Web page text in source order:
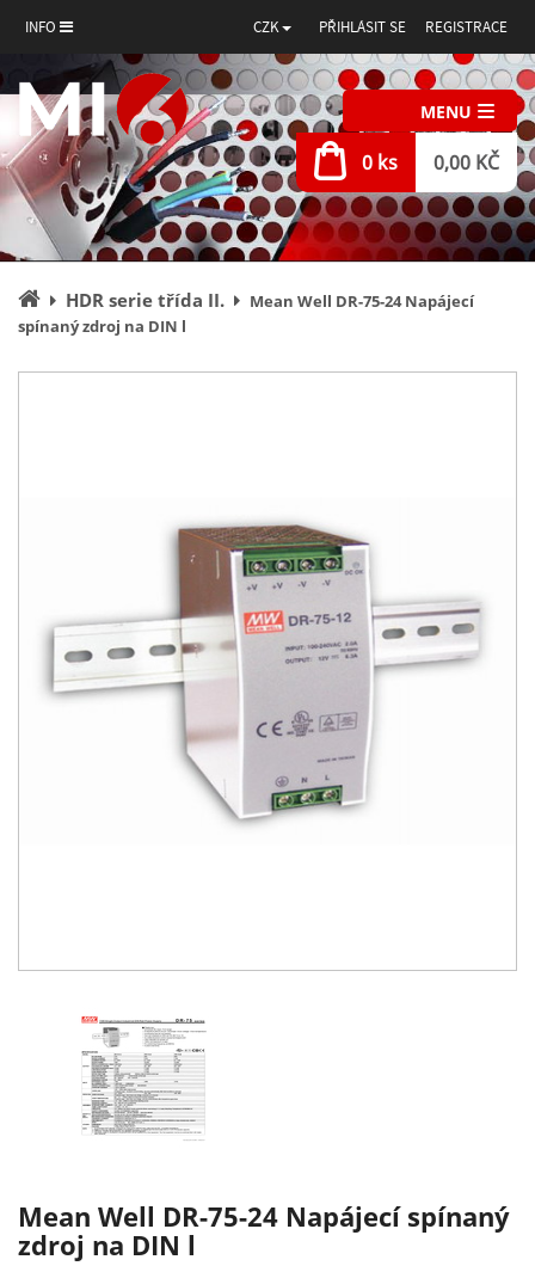
INFO CZK PŘIHLÁSIT SE REGISTRACE
MENU
0 ks 0,00 KČ
Úvodní
stránka
HDR serie třída II.
Mean Well DR-75-24 Napájecí
spínaný zdroj na DIN l
Mean Well DR-75-24 Napájecí spínaný
zdroj na DIN l